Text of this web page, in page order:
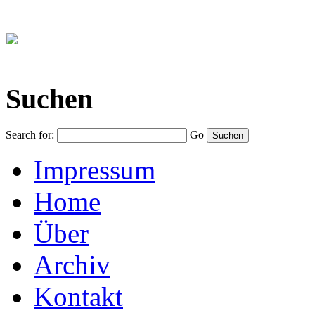
Suchen
Search for: Go
Impressum
Home
Über
Archiv
Kontakt